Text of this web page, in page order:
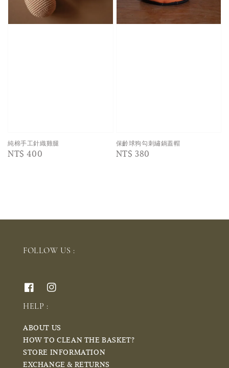
純棉手工針織雞腿
Regular
NT$ 400
保齡球狗勾刺繡鍋蓋帽
Regular
NT$ 380
FOLLOW US :
HELP :
ABOUT US
HOW TO CLEAN THE BASKET?
STORE INFORMATION
EXCHANGE & RETURNS